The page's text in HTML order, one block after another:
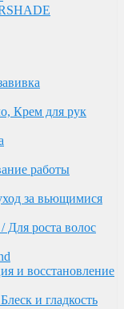
и гладкость
придания блеска
поврежденных
объема
волос
и после
волос
и
уход
средств для
глубокого
Крем для рук
работы
за вьющимися
роста волос
и восстановление
и гладкость